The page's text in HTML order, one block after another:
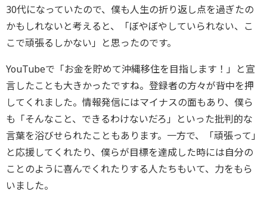
30代になっていたので、僕も人生の折り返し点を過ぎたの
かもしれないと考えると、「ぼやぼやしていられない、こ
こで頑張るしかない」と思ったのです。
YouTubeで「お金を貯めて沖縄移住を目指します！」と宣
言したことも大きかったですね。登録者の方々が背中を押
してくれました。情報発信にはマイナスの面もあり、僕ら
も「そんなこと、できるわけないだろ」といった批判的な
言葉を浴びせられたこともあります。一方で、「頑張って」
と応援してくれたり、僕らが目標を達成した時には自分の
ことのように喜んでくれたりする人たちもいて、力をもら
いました。